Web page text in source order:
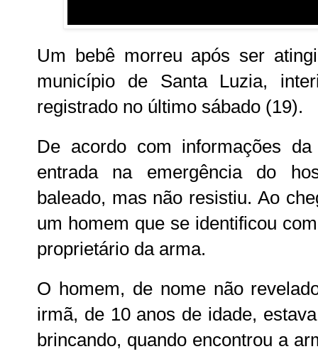
Um bebê morreu após ser
município de Santa Luzia,
registrado no último sábado (19).
De acordo com informações
entrada na emergência do
baleado, mas não resistiu. Ao
um homem que se identificou
proprietário da arma.
O homem, de nome não
irmã, de 10 anos de idade,
brincando, quando encontrou a